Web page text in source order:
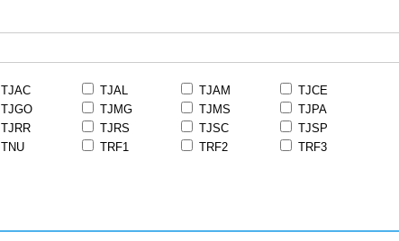
TJAC TJAL TJAM
TJCE
TJGO TJMG TJMS
TJPA
TJRR TJRS TJSC
TJSP
TNU TRF1 TRF2
TRF3